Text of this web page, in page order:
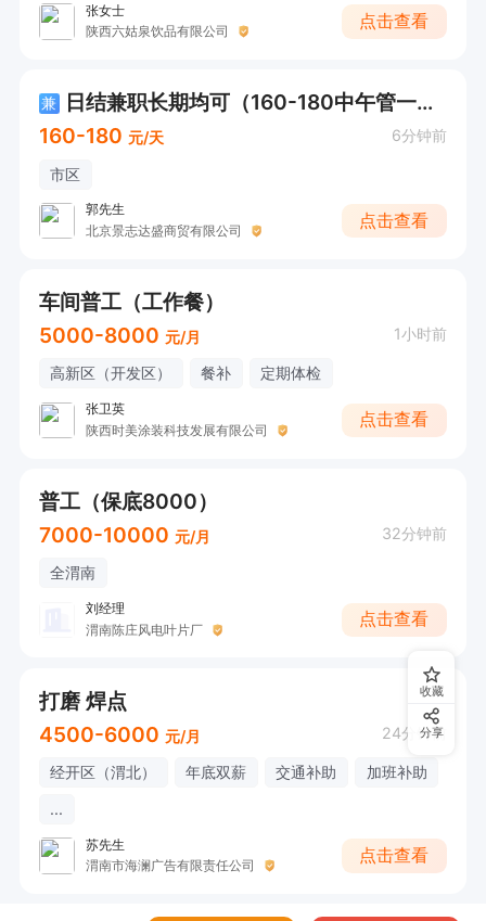
张女士
陕西六姑泉饮品有限公司
点击查看
兼
日结兼职长期均可（160-180中午管一顿餐）
160-180 元/天 6分钟前
市区
郭先生
北京景志达盛商贸有限公司
点击查看
车间普工（工作餐）
5000-8000 元/月 1小时前
高新区（开发区） 餐补 定期体检
张卫英
陕西时美涂装科技发展有限公司
点击查看
普工（保底8000）
7000-10000 元/月 32分钟前
全渭南
刘经理
渭南陈庄风电叶片厂
点击查看
打磨 焊点
4500-6000 元/月 24分钟前
经开区（渭北） 年底双薪 交通补助
加班补助
...
苏先生
渭南市海澜广告有限责任公司
点击查看
收藏
分享